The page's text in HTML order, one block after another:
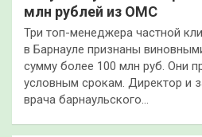
млн рублей из ОМС
Три топ-менеджера частной
в Барнауле признаны
сумму более 100 млн руб. Они
условным срокам. Директор и
врача барнаульского…